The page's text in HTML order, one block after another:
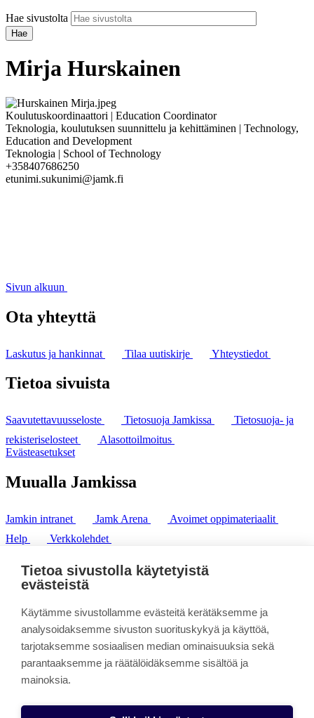
Hae sivustolta
Mirja Hurskainen
Koulutuskoordinaattori | Education Coordinator
Teknologia, koulutuksen suunnittelu ja kehittäminen | Technology,
Education and Development
Teknologia | School of Technology
+358407686250
etunimi.sukunimi@jamk.fi
Sivun alkuun
Ota yhteyttä
Laskutus ja hankinnat Tilaa uutiskirje Yhteystiedot
Tietoa sivuista
Saavutettavuusseloste Tietosuoja Jamkissa
Tietosuoja- ja
rekisteriselosteet
Alasottoilmoitus
Evästeasetukset
Muualla Jamkissa
Jamkin intranet Jamk Arena
Avoimet oppimateriaalit
Help
Verkkolehdet
puh. +358 20 743 8100
fax. +358 14 449 9694
Tietoa sivustolla käytetyistä
evästeistä
Käytämme sivustollamme evästeitä kerätäksemme ja
analysoidaksemme sivuston suorituskykyä ja käyttöä,
tarjotaksemme sosiaalisen median ominaisuuksia sekä
parantaaksemme ja räätälöidäksemme sisältöä ja
mainoksia.